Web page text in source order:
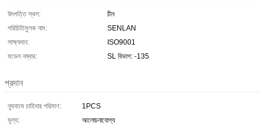
উৎপত্তি স্থল:
চীন
পরিচিতিমুলক নাম:
SENLAN
সাক্ষ্যদান:
ISO9001
মডেল নম্বার:
SL বিভাগ: -135
প্রদান
ন্যূনতম চাহিদার পরিমাণ:
1PCS
মূল্য:
আলোচনাযোগ্য